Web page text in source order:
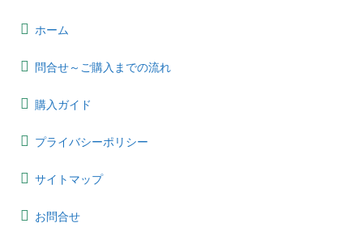
ホーム
問合せ～ご購入までの流れ
購入ガイド
プライバシーポリシー
サイトマップ
お問合せ